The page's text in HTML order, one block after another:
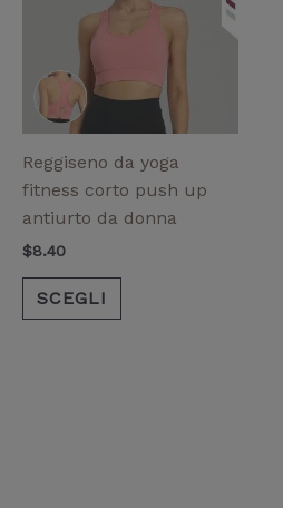
Reggiseno da yoga
fitness corto push up
antiurto da donna
$8.40
SCEGLI
varianti.
opzioni
possono
essere
scelte
nella